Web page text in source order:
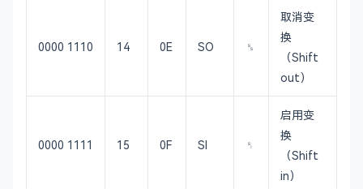
0000 1110 14 0E SO ␎
取消变
换
（Shift
out）
0000 1111 15 0F SI ␏
启用变
换
（Shift
in）